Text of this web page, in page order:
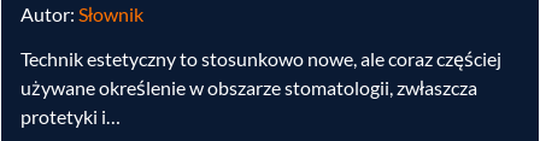
Autor: Słownik
Technik estetyczny to stosunkowo nowe, ale coraz częściej
używane określenie w obszarze stomatologii, zwłaszcza
protetyki i…